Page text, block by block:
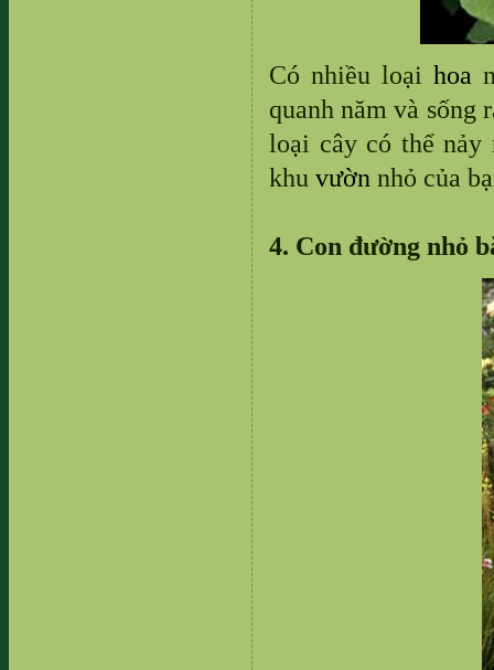
Có nhiều loạihoa
quanh năm và sống
loại cây có thể nảy
khu vườn nhỏ của
4. Con đường nhỏ